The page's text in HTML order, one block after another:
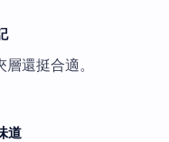
還挺合適。
道